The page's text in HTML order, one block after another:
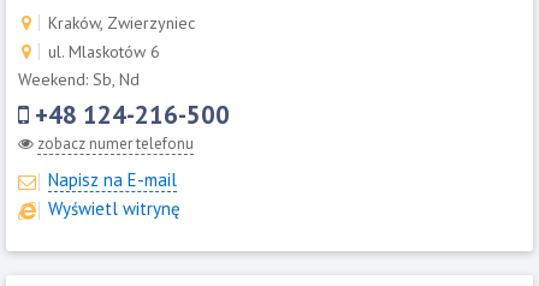
Kraków, Zwierzyniec
ul. Mlaskotów 6
Weekend: Sb, Nd
+48 124-216-500
zobacz numer telefonu
Napisz na E-mail
Wyświetl witrynę